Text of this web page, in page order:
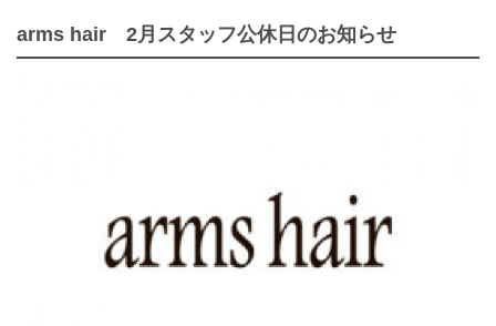
arms hair 2月スタッフ公休日のお知らせ